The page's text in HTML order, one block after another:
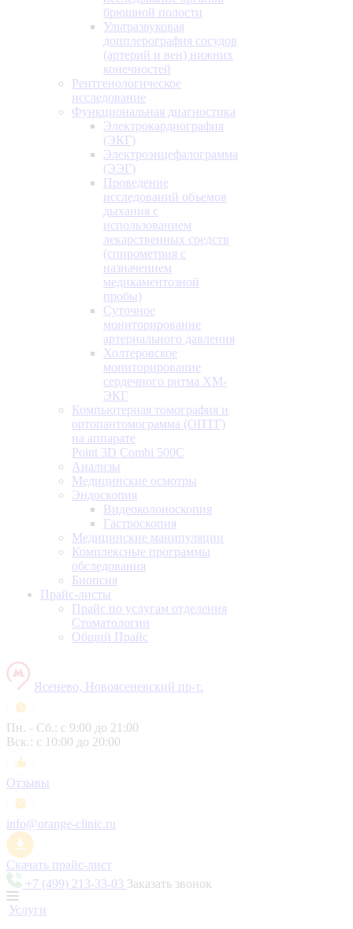
брюшной полости
Ультразвуковая
допплерография сосудов
(артерий и вен) нижних
конечностей
Рентгенологическое
исследование
Функциональная диагностика
Электрокардиография
(ЭКГ)
Электроэнцефалограмма
(ЭЭГ)
Проведение
исследований объемов
дыхания с
использованием
лекарственных средств
(спирометрия с
назначением
медикаментозной
пробы)
Суточное
мониторирование
артериального давления
Холтеровское
мониторирование
сердечного ритма ХМ-
ЭКГ
Компьютерная томография и
ортопантомограмма (ОПТГ)
на аппарате
Point 3D Combi 500C
Анализы
Медицинские осмотры
Эндоскопия
Видеоколоноскопия
Гастроскопия
Медицинские манипуляции
Комплексные программы
обследования
Биопсия
Прайс-листы
Прайс по услугам отделения
Стоматологии
Общий Прайс
Ясенево, Новоясеневский пр-т.
Пн. - Сб.: с 9:00 до 21:00
Вск.: с 10:00 до 20:00
Отзывы
info@orange-clinic.ru
Скачать прайс-лист
+7 (499) 213-33-03 Заказать звонок
Услуги